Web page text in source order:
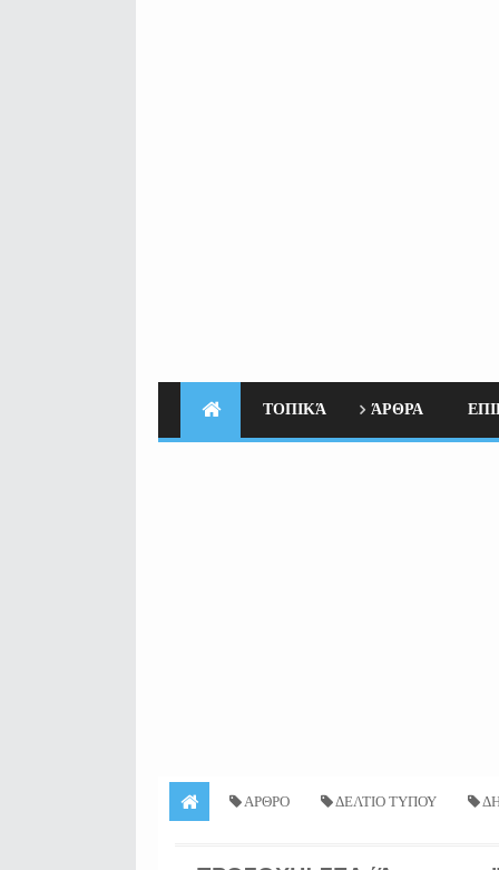
ΤΟΠΙΚΆ ΆΡΘΡΑ
ΑΡΘΡΟ ΔΕΛΤΙΟ ΤΥΠΟΥ